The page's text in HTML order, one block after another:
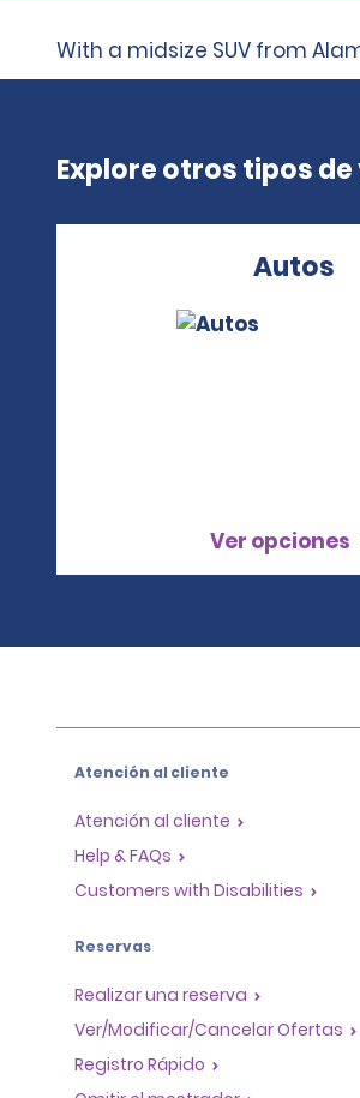
With a midsize SUV from
Explore otros tipos
Autos
Ver opciones
Atención al cliente
Atención al cliente
Help & FAQs
Customers with Disabilities
Reservas
Realizar una reserva
Ver/Modificar/Cancelar Ofertas
Registro Rápido